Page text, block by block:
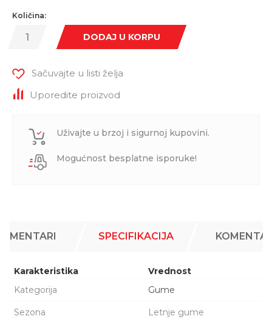
Količina:
DODAJ U KORPU
Sačuvajte u listi želja
Uporedite proizvod
Uživajte u brzoj i sigurnoj kupovini.
Mogućnost besplatne isporuke!
SPECIFIKACIJA
Karakteristika
Vrednost
Kategorija
Gume
Sezona Letnje gume